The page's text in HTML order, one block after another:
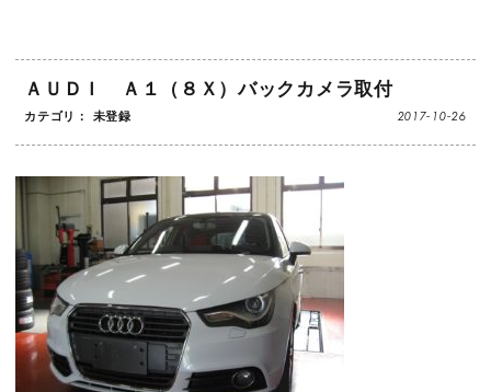
ＡＵＤＩ Ａ１（８Ｘ）バックカメラ取付
カテゴリ： 未登録 2017-10-26